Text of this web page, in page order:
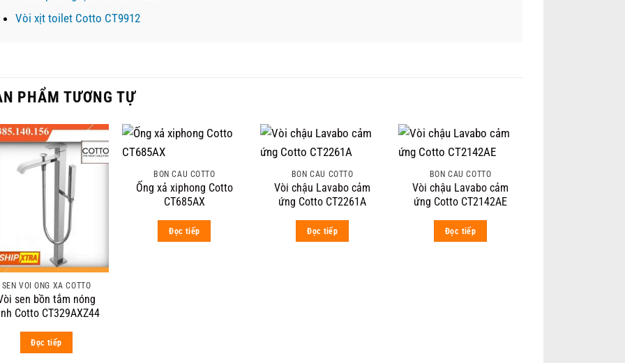
Vòi xịt toilet Cotto CT9912
PHẨM TƯƠNG TỰ
SEN VÒI ỐNG XẢ COTTO
sen bồn tắm nóng
Cotto CT329AXZ44
Đọc tiếp
BỒN CẦU COTTO
Ống xả xiphong Cotto
CT685AX
Đọc tiếp
BỒN CẦU COTTO
Vòi chậu Lavabo cảm
ứng Cotto CT2261A
Đọc tiếp
BỒN CẦU COTTO
Vòi chậu Lavabo cảm
ứng Cotto CT2142AE
Đọc tiếp